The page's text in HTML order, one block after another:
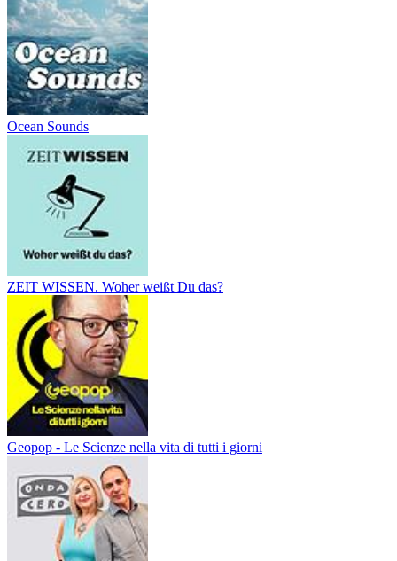
Ocean Sounds
ZEIT WISSEN. Woher weißt Du das?
Geopop - Le Scienze nella vita di tutti i giorni